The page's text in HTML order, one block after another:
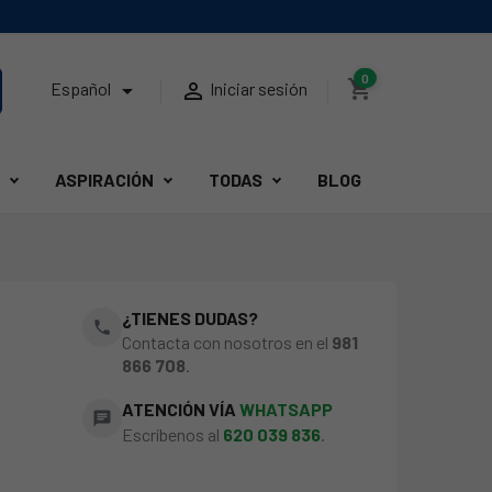
Español   Iniciar sesión shopping_cart
0
ASPIRACIÓN TODAS BLOG
phone
¿TIENES DUDAS?
Contacta con nosotros en el 981
866 708.
chat ATENCIÓN VÍAWHATSAPP
Escríbenos al 620 039 836